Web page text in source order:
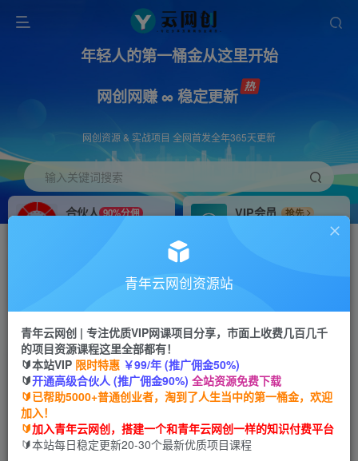
年轻人的第一桶金从这里开始
网创网赚 ∞ 稳定更新
网创资源 & 实战项目 全网首发全年365天更新
输入关键词搜索
合伙人 90%分佣
VIP会员
抢先
搭建同款网站，自己当老板
首页 创业课程 会员专属 正文
（6258期）最新卷轴合集全自动挂机项目，支持
38个平台【详细教程+永久脚本】
青年云网创
2年前发布
关注 私信
青年云网创资源站
青年云网创 | 专注优质VIP网课项目分享，市面上收费几百几千
的项目资源课程这里全部都有！
🔰本站VIP 限时特惠 ￥99/年 (推广佣金50%)
🔰开通高级合伙人 (推广佣金90%) 全站资源免费下载
🔰已帮助5000+普通创业者，淘到了人生当中的第一桶金，欢迎
加入！
🔰加入青年云网创，搭建一个和青年云网创一样的知识付费平台
🔰本站每日稳定更新20-30个最新优质项目课程